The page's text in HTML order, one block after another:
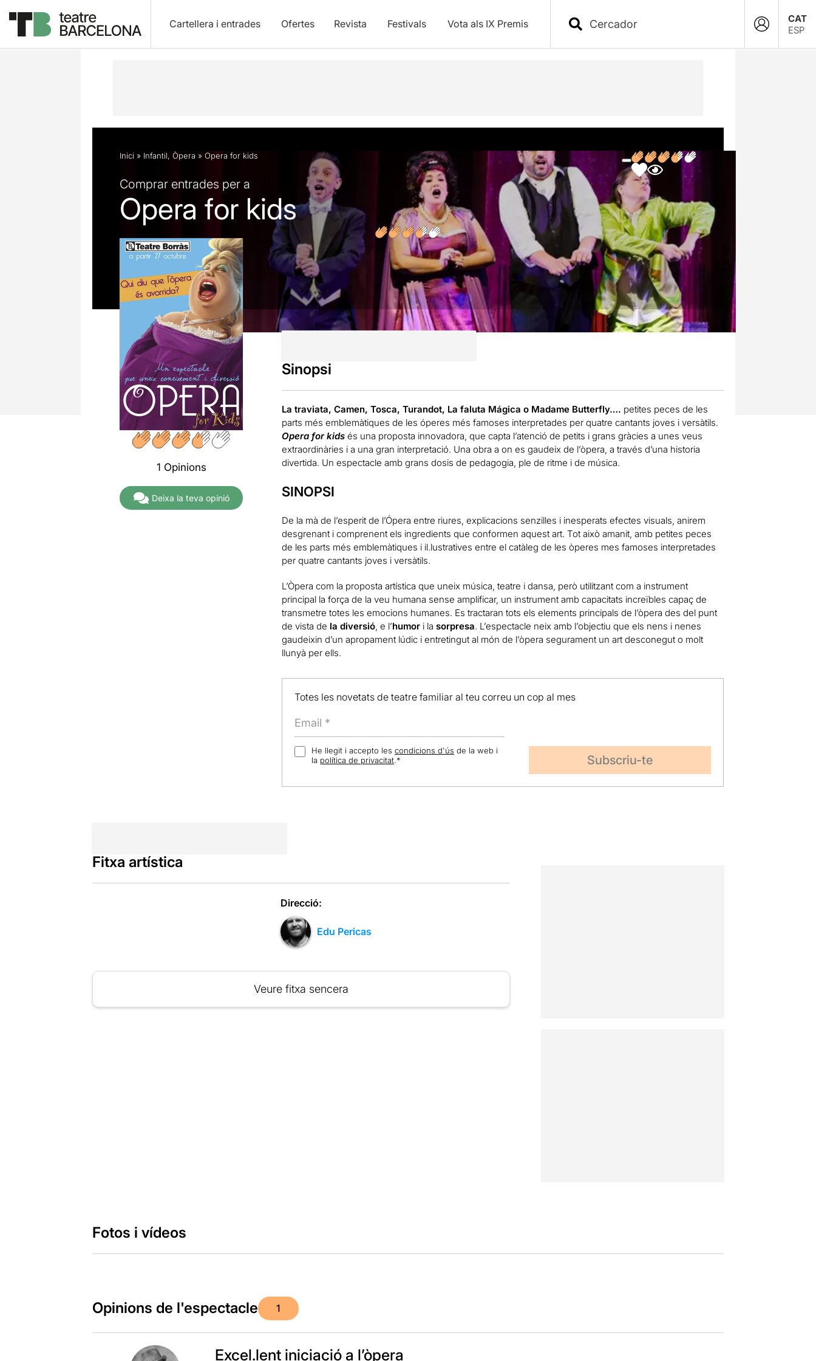
Cartellera i entrades Ofertes Revista Festivals Vota als IX Premis
CAT
ESP
Descripció Fitxa artística Fotos i vídeos Opinions
Inici » Infantil, Òpera » Opera for kids
Comprar entrades per a
Opera for kids
1 Opinions
Deixa la teva opinió
Sinopsi
La traviata, Camen, Tosca, Turandot, La faluta Mágica o Madame Butterfly…. petites peces de les
parts més emblemàtiques de les óperes més famoses interpretades per quatre cantants joves i versàtils.
Opera for kids és una proposta innovadora, que capta l’atenció de petits i grans gràcies a unes veus
extraordinàries i a una gran interpretació. Una obra a on es gaudeix de l’òpera, a través d’una historia
divertida. Un espectacle amb grans dosis de pedagogia, ple de ritme i de música.
SINOPSI
De la mà de l’esperit de l’Ópera entre riures, explicacions senzilles i inesperats efectes visuals, anirem
desgrenant i comprenent els ingredients que conformen aquest art. Tot això amanit, amb petites peces
de les parts més emblemàtiques i il.lustratives entre el catàleg de les òperes mes famoses interpretades
per quatre cantants joves i versàtils.
L’Òpera com la proposta artística que uneix música, teatre i dansa, però utilitzant com a instrument
principal la força de la veu humana sense amplificar, un instrument amb capacitats increïbles capaç de
transmetre totes les emocions humanes. Es tractaran tots els elements principals de l’òpera des del punt
de vista de la diversió, e l’humori la sorpresa. L’espectacle neix amb l’objectiu que els nens i nenes
gaudeixin d’un apropament lúdic i entretingut al món de l’òpera segurament un art desconegut o molt
llunyà per ells.
Totes les novetats de teatre familiar al teu correu un cop al mes
He llegit i accepto les condicions d'ús de la web i
la política de privacitat.*
Fitxa artística
Direcció:
Edu Pericas
Veure fitxa sencera
Fotos i vídeos
Opinions de l'espectacle 1
Excel.lent iniciació a l’òpera